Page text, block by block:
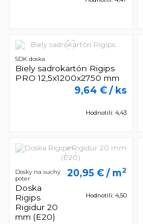
SDK doska
Biely sadrokartón Rigips
PRO 12,5x1200x2750 mm
9,64 € / ks
Hodnotili: 4,43
Dosky na suchý
poter
Doska
Rigips
Rigidur 20
mm (E20)
20,95 € / m2
Hodnotili: 4,50